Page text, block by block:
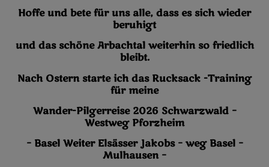
Hoffe und bete für uns alle, dass es sich wieder
beruhigt
und das schöne Arbachtal weiterhin so friedlich
bleibt.
Nach Ostern starte ich das Rucksack -Training
für meine
Wander-Pilgerreise 2026 Schwarzwald –
Westweg Pforzheim
– Basel Weiter Elsässer Jakobs – weg Basel –
Mulhausen –